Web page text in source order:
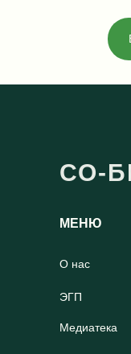
СО-
О нас
МЕНЮ
ЭГП
Медиатека